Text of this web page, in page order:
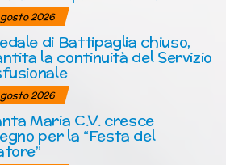
2026
di Battipaglia chiuso,
la continuità del Servizio
2026
Maria C.V. cresce
per la “Festa del